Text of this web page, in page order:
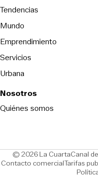
Tendencias
Mundo
Emprendimiento
Servicios
Urbana
Nosotros
Quiénes somos
© 2026 La CuartaCanal
Contacto comercialOpens in
Tarifas